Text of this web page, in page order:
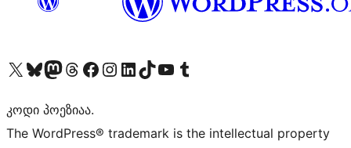
Visit our X (formerly Twitter) account
Visit our Bluesky account
Visit our Mastodon account
Visit our Threads account
Visit our Facebook page
Visit our Instagram account
Visit our LinkedIn account
Visit our TikTok account
Visit our YouTube channel
Visit our Tumblr account
კოდი პოეზიაა.
The WordPress® trademark is the intellectual property